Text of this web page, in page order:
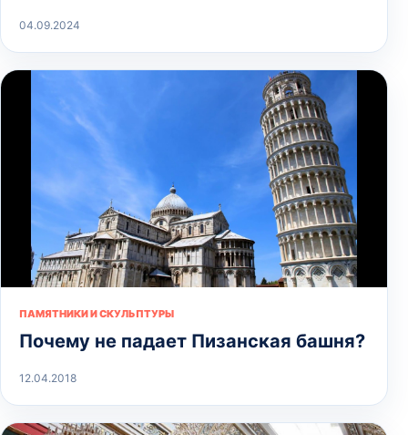
04.09.2024
ПАМЯТНИКИ И СКУЛЬПТУРЫ
Почему не падает Пизанская башня?
12.04.2018